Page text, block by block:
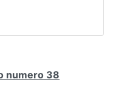
numero 38